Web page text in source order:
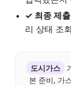
✓ 최종 제
리 상태 조
도시가스
본 준비, 가